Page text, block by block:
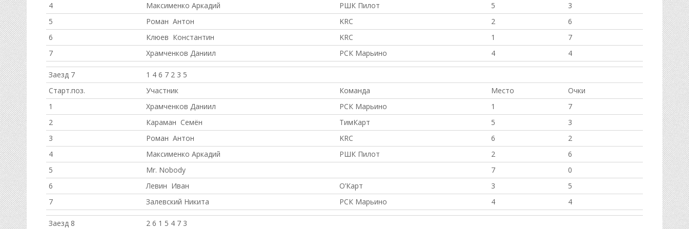
4
Максименко Аркадий РШК Пилот 5
3
5
Роман Антон KRC 2
6
6
Клюев Константин KRC 1
7
7
Храмченков Даниил РСК Марьино 4 4
Заезд 7
1 4 6 7 2 3 5
Старт.поз.
Участник Команда Место
Очки
1
Храмченков Даниил РСК Марьино 1
7
2
Караман Семён ТимКарт 5
3
3
Роман Антон KRC 6
2
4
Максименко Аркадий РШК Пилот 2
6
5
Mr. Nobody 7
0
6
Левин Иван О’Карт 3
5
7
Залевский Никита РСК Марьино 4 4
Заезд 8
2 6 1 5 4 7 3